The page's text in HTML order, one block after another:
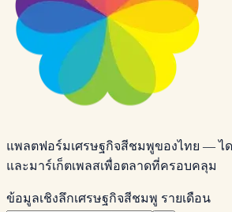
แพลตฟอร์มเศรษฐกิจสีชมพูของไทย — ไ
และมาร์เก็ตเพลสเพื่อตลาดที่ครอบคลุม
ข้อมูลเชิงลึกเศรษฐกิจสีชมพู รายเดือน